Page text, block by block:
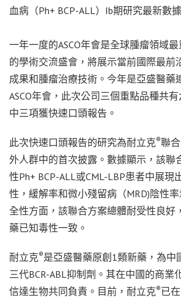
血病（Ph+ BCP-ALL）Ib期研究最新數
一年一度的ASCO年會是全球腫瘤領域
的學術交流盛會，將展示當前國際最前
成果和腫瘤治療技術。今年是亞盛醫藥
ASCO年會，此次公司三個重點品種共
中三項獲快速口頭報告。
此次快速口頭報告的研究為耐立克®聯
外人群中的首次披露。數據顯示，該聯
性Ph+ BCP-ALL或CML-LBP患者中展現
性，緩解率和微小殘留病（MRD)陰性
全性方面，該聯合方案總體耐受性良好
藥已知毒性一致。
耐立克®是亞盛醫藥原創1類新藥，為中
三代BCR-ABL抑制劑。其在中國的商業
信達生物共同負責。目前，耐立克®已